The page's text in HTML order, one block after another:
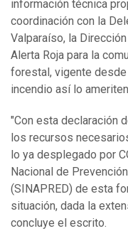
información técnica
coordinación con la
Valparaíso, la
Alerta Roja para la
forestal, vigente
incendio así lo
"Con esta declaración
los recursos
lo ya desplegado por
Nacional de
(SINAPRED) de esta
situación, dada la
concluye el escrito.